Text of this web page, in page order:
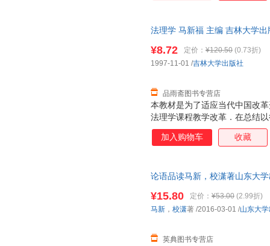
法理学 马新福 主编 吉林大学
本教材是为了适应当代中国改
法理学课程教学改革．在总结
理论》的基础上，遵循国家教
求，汲取近年来法学理论研究
论、基本观点和基本知识，做
¥8.72 定价： ¥120.50 (0.73折)
品雨斋图书专营店
1997-11-01 /吉林大学出版社
加入购物车 收藏
论语品读马新，校潇著山东大学
¥15.80 定价： ¥53.00 (2.99折)
英典图书专营店
马新 ， 校潇著 /2016-03-01 /山东大